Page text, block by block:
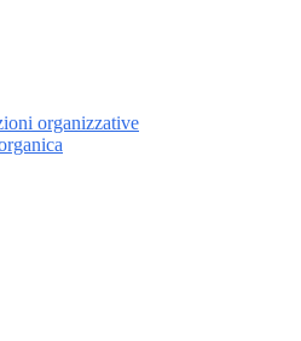
organizzative